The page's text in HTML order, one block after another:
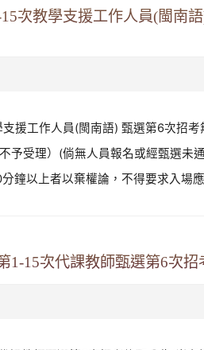
次教學支援工作人員(閩南
援工作人員(閩南語) 甄選第6次招
予受理）(倘無人員報名或經甄選未
鐘以上者以棄權論，不得要求入場
1-15次代課教師甄選第6次